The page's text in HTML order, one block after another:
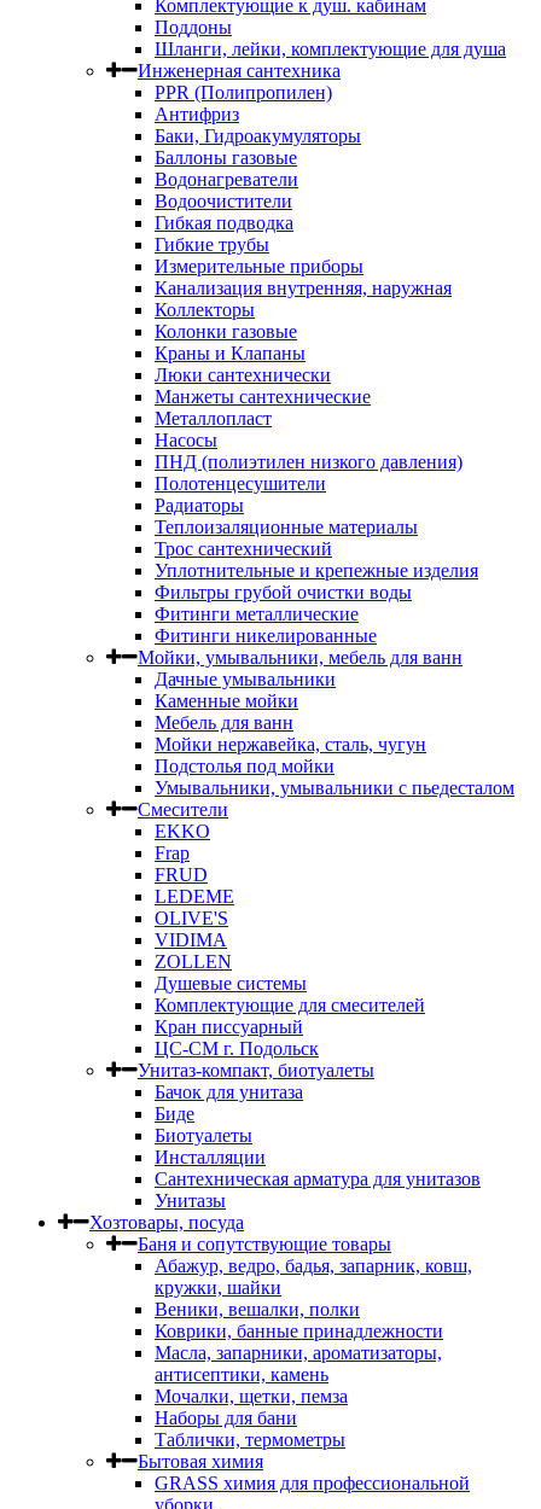
Комплектующие к душ. кабинам
Поддоны
Шланги, лейки, комплектующие для душа
Инженерная сантехника
PPR (Полипропилен)
Антифриз
Баки, Гидроакумуляторы
Баллоны газовые
Водонагреватели
Водоочистители
Гибкая подводка
Гибкие трубы
Измерительные приборы
Канализация внутренняя, наружная
Коллекторы
Колонки газовые
Краны и Клапаны
Люки сантехнически
Манжеты сантехнические
Металлопласт
Насосы
ПНД (полиэтилен низкого давления)
Полотенцесушители
Радиаторы
Теплоизаляционные материалы
Трос сантехнический
Уплотнительные и крепежные изделия
Фильтры грубой очистки воды
Фитинги металлические
Фитинги никелированные
Мойки, умывальники, мебель для ванн
Дачные умывальники
Каменные мойки
Мебель для ванн
Мойки нержавейка, сталь, чугун
Подстолья под мойки
Умывальники, умывальники с пьедесталом
Смесители
EKKO
Frap
FRUD
LEDEME
OLIVE'S
VIDIMA
ZOLLEN
Душевые системы
Комплектующие для смесителей
Кран писсуарный
ЦС-СМ г. Подольск
Унитаз-компакт, биотуалеты
Бачок для унитаза
Биде
Биотуалеты
Инсталляции
Сантехническая арматура для унитазов
Унитазы
Хозтовары, посуда
Баня и сопутствующие товары
Абажур, ведро, бадья, запарник, ковш,
кружки, шайки
Веники, вешалки, полки
Коврики, банные принадлежности
Масла, запарники, ароматизаторы,
антисептики, камень
Мочалки, щетки, пемза
Наборы для бани
Таблички, термометры
Бытовая химия
GRASS химия для профессиональной
уборки